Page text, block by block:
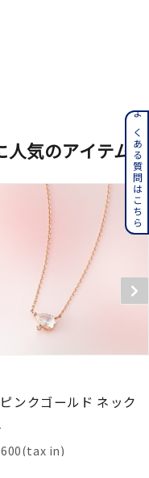
気のアイテム
ンクゴールド ネック
よくある質問はこちら